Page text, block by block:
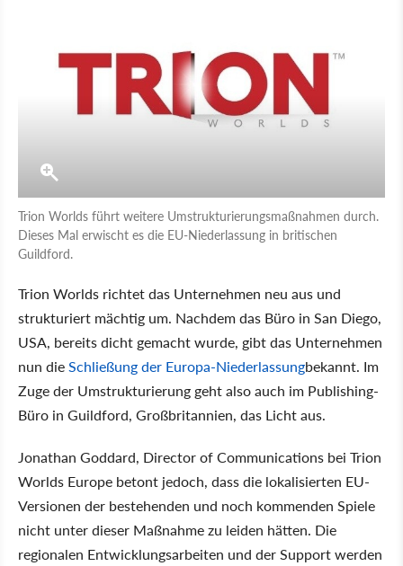
Trion Worlds führt weitere Umstrukturierungsmaßnahmen durch.
Dieses Mal erwischt es die EU-Niederlassung in britischen
Guildford.
Trion Worlds richtet das Unternehmen neu aus und
strukturiert mächtig um. Nachdem das Büro in San Diego,
USA, bereits dicht gemacht wurde, gibt das Unternehmen
nun dieSchließung der Europa-Niederlassungbekannt. Im
Zuge der Umstrukturierung geht also auch im Publishing-
Büro in Guildford, Großbritannien, das Licht aus.
Jonathan Goddard, Director of Communications bei Trion
Worlds Europe betont jedoch, dass die lokalisierten EU-
Versionen der bestehenden und noch kommenden Spiele
nicht unter dieser Maßnahme zu leiden hätten. Die
regionalen Entwicklungsarbeiten und der Support werden